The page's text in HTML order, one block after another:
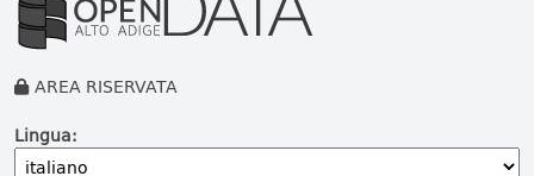
AREA RISERVATA
Lingua